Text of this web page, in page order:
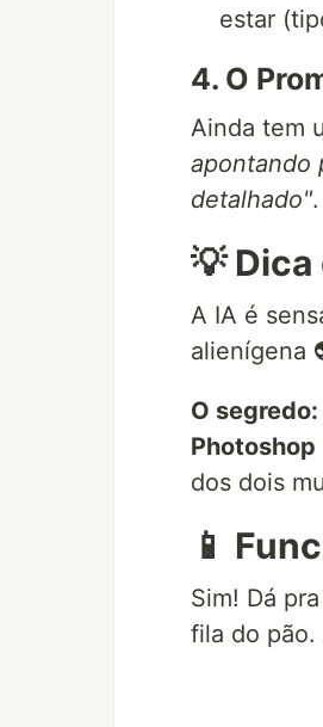
estar
4. O
Ainda tem
apontando
detalhado".
💡
A IA é
alienígena
O segredo:
Photoshop
dos dois
📱
Sim! Dá
fila do